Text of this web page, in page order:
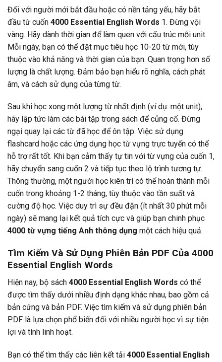
Đối với người mới bắt đầu hoặc có nền tảng yếu, hãy bắt
đầu từ cuốn 4000 Essential English Words 1. Đừng vội
vàng. Hãy dành thời gian để làm quen với cấu trúc mỗi unit.
Mỗi ngày, bạn có thể đặt mục tiêu học 10-20 từ mới, tùy
thuộc vào khả năng và thời gian của bạn. Quan trọng hơn số
lượng là chất lượng. Đảm bảo bạn hiểu rõ nghĩa, cách phát
âm, và cách sử dụng của từng từ.
Sau khi học xong một lượng từ nhất định (ví dụ: một unit),
hãy lập tức làm các bài tập trong sách để củng cố. Đừng
ngại quay lại các từ đã học để ôn tập. Việc sử dụng
flashcard hoặc các ứng dụng học từ vựng trực tuyến có thể
hỗ trợ rất tốt. Khi bạn cảm thấy tự tin với từ vựng của cuốn 1,
hãy chuyển sang cuốn 2 và tiếp tục theo lộ trình tương tự.
Thông thường, một người học kiên trì có thể hoàn thành mỗi
cuốn trong khoảng 1-2 tháng, tùy thuộc vào tần suất và
cường độ học. Việc duy trì sự đều đặn (ít nhất 30 phút mỗi
ngày) sẽ mang lại kết quả tích cực và giúp bạn chinh phục
4000 từ vựng tiếng Anh thông dụng một cách hiệu quả.
Tìm Kiếm Và Sử Dụng Phiên Bản PDF Của 4000
Essential English Words
Hiện nay, bộ sách 4000 Essential English Words có thể
được tìm thấy dưới nhiều định dạng khác nhau, bao gồm cả
bản cứng và bản PDF. Việc tìm kiếm và sử dụng phiên bản
PDF là lựa chọn phổ biến đối với nhiều người học vì sự tiện
lợi và tính linh hoạt.
Bạn có thể tìm thấy các liên kết tải 4000 Essential English